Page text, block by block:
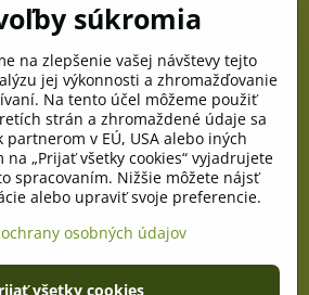
©2026Copyright
súkromia
na zlepšenie vašej návštevy tejto
jej výkonnosti a zhromažďovanie
Na tento účel môžeme použiť
strán a zhromaždené údaje sa
v EÚ, USA alebo iných
„Prijať všetky cookies“ vyjadrujete
spracovaním. Nižšie môžete nájsť
alebo upraviť svoje preferencie.
osobných údajov
všetky cookies